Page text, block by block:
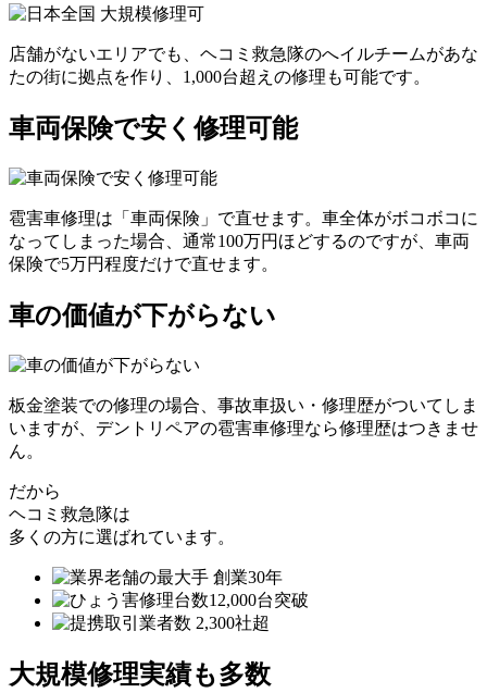
店舗がないエリアでも、ヘコミ救急隊のへイルチームがあな
たの街に拠点を作り、1,000台超えの修理も可能です。
車両保険で安く修理可能
雹害車修理は「車両保険」で直せます。車全体がボコボコに
なってしまった場合、通常100万円ほどするのですが、車両
保険で5万円程度だけで直せます。
車の価値が下がらない
板金塗装での修理の場合、事故車扱い・修理歴がついてしま
いますが、デントリペアの雹害車修理なら修理歴はつきませ
ん。
だから
ヘコミ救急隊は
多くの方に選ばれています。
大規模修理実績も多数